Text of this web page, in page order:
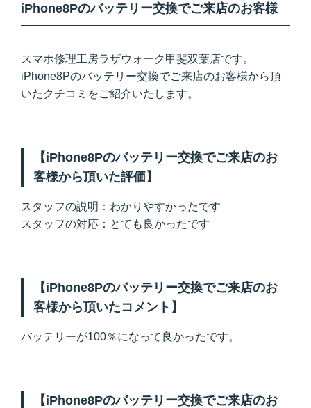
iPhone8Pのバッテリー交換でご来店のお客様
スマホ修理工房ラザウォーク甲斐双葉店です。
iPhone8Pのバッテリー交換でご来店のお客様から頂
いたクチコミをご紹介いたします。
【iPhone8Pのバッテリー交換でご来店のお
客様から頂いた評価】
スタッフの説明：わかりやすかったです
スタッフの対応：とても良かったです
【iPhone8Pのバッテリー交換でご来店のお
客様から頂いたコメント】
バッテリーが100％になって良かったです。
【iPhone8Pのバッテリー交換でご来店のお